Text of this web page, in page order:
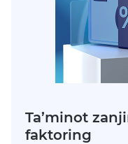
Ta’minot
faktoring